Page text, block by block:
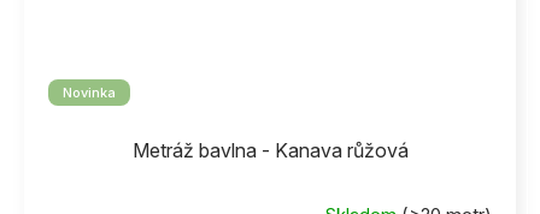
Novinka
Metráž bavlna - Kanava růžová